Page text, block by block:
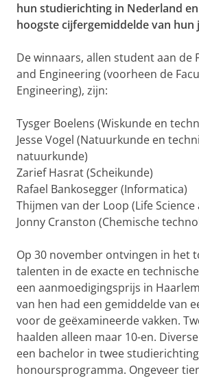
hun studierichting in Nederland
hoogste cijfergemiddelde van hun
De winnaars, allen student aan de
and Engineering (voorheen de
Engineering), zijn:
Tysger Boelens (Wiskunde en
Jesse Vogel (Natuurkunde en
natuurkunde)
Zarief Hasrat (Scheikunde)
Rafael Bankosegger (Informatica)
Thijmen van der Loop (Life
Jonny Cranston (Chemische
Op 30 november ontvingen in het
talenten in de exacte en
een aanmoedigingsprijs in
van hen had een gemiddelde van
voor de geëxamineerde vakken.
haalden alleen maar 10-en.
een bachelor in twee
honoursprogramma. Ongeveer